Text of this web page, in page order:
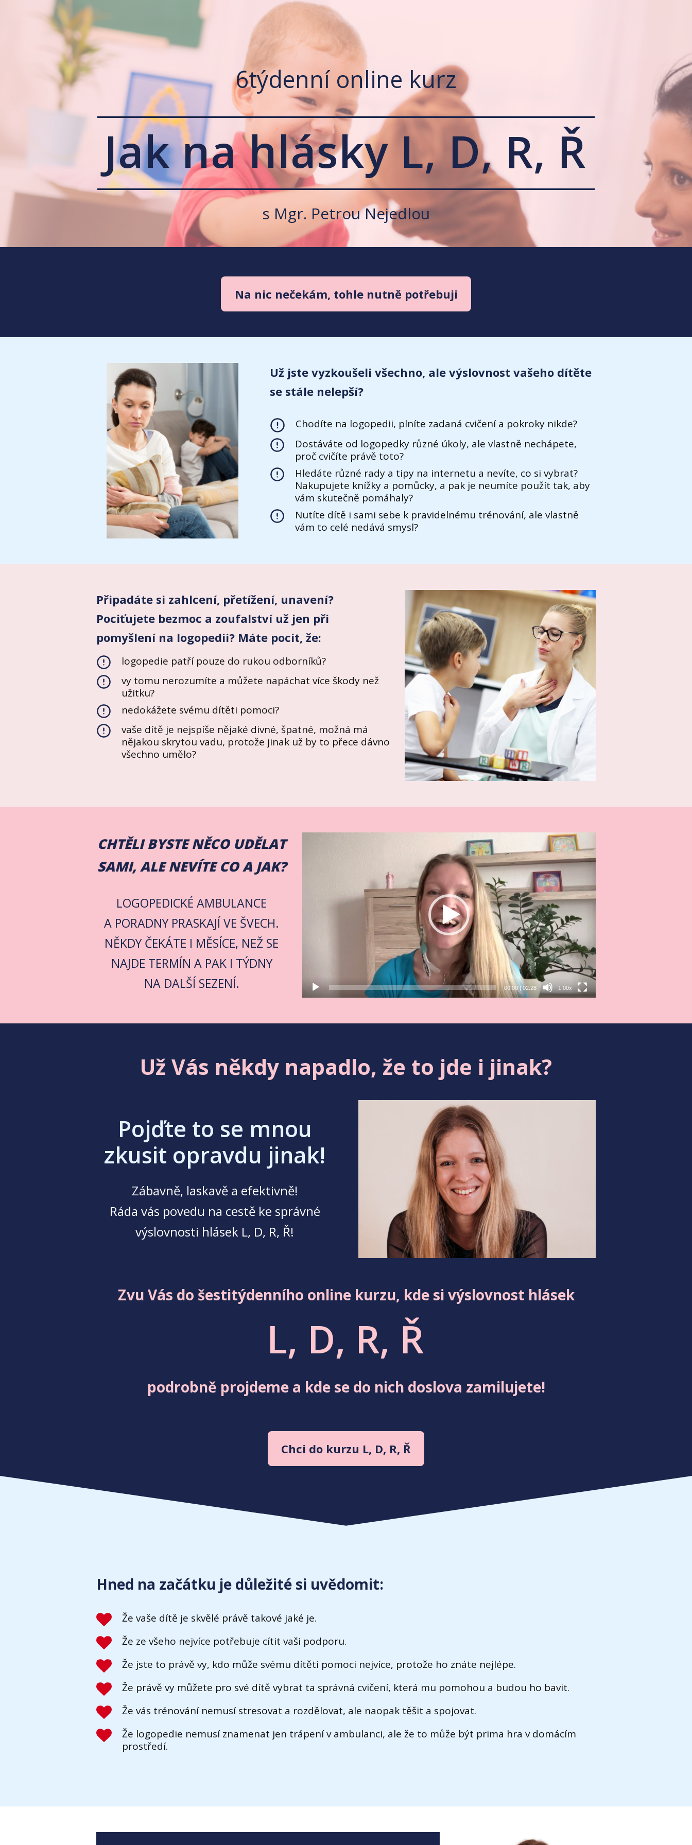
6týdenní online kurz
Jak na hlásky L, D, R, Ř
s Mgr. Petrou Nejedlou
Na nic nečekám, tohle nutně potřebuji
Už jste vyzkoušeli všechno, ale výslovnost vašeho dítěte
se stále nelepší?
Chodíte na logopedii, plníte zadaná cvičení a pokroky nikde?
Dostáváte od logopedky různé úkoly, ale vlastně nechápete,
proč cvičíte právě toto?
Hledáte různé rady a tipy na internetu a nevíte, co si vybrat?
Nakupujete knížky a pomůcky, a pak je neumíte použít tak, aby
vám skutečně pomáhaly?
Nutíte dítě i sami sebe k pravidelnému trénování, ale vlastně
vám to celé nedává smysl?
Připadáte si zahlcení, přetížení, unavení?
Pociťujete bezmoc a zoufalství už jen při
pomyšlení na logopedii? Máte pocit, že:
logopedie patří pouze do rukou odborníků?
vy tomu nerozumíte a můžete napáchat více škody než
užitku?
nedokážete svému dítěti pomoci?
vaše dítě je nejspíše nějaké divné, špatné, možná má
nějakou skrytou vadu, protože jinak už by to přece dávno
všechno umělo?
CHTĚLI BYSTE NĚCO UDĚLAT
SAMI, ALE NEVÍTE CO A JAK?
LOGOPEDICKÉ AMBULANCE
A PORADNY PRASKAJÍ VE ŠVECH.
NĚKDY ČEKÁTE I MĚSÍCE, NEŽ SE
NAJDE TERMÍN A PAK I TÝDNY
NA DALŠÍ SEZENÍ.
00:00|02:28 1.00x
Už Vás někdy napadlo, že to jde i jinak?
Pojďte to se mnou
zkusit opravdu jinak!
Zábavně, laskavě a efektivně!
Ráda vás povedu na cestě ke správné
výslovnosti hlásek L, D, R, Ř!
Zvu Vás do šestitýdenního online kurzu, kde si výslovnost hlásek
L, D, R, Ř
podrobně projdeme a kde se do nich doslova zamilujete!
Chci do kurzu L, D, R, Ř
Hned na začátku je důležité si uvědomit:
Že vaše dítě je skvělé právě takové jaké je.
Že ze všeho nejvíce potřebuje cítit vaši podporu.
Že jste to právě vy, kdo může svému dítěti pomoci nejvíce, protože ho znáte nejlépe.
Že právě vy můžete pro své dítě vybrat ta správná cvičení, která mu pomohou a budou ho bavit.
Že vás trénování nemusí stresovat a rozdělovat, ale naopak těšit a spojovat.
Že logopedie nemusí znamenat jen trápení v ambulanci, ale že to může být prima hra v domácím
prostředí.